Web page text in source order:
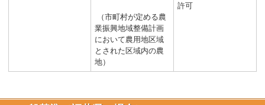
（市町村が定める農
業振興地域整備計画
において農用地区域
とされた区域内の農
地）
許可